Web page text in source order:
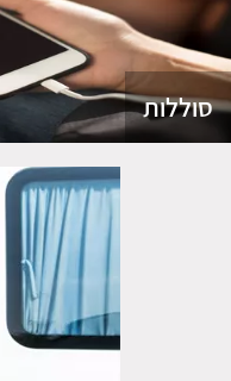
סוללות